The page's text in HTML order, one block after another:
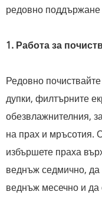
редовно
1. Работа за
Редовно
дупки, филтърните
обезвлажнителния,
на прах и мръсотия.
избършете праха
веднъж седмично, да
веднъж месечно и да